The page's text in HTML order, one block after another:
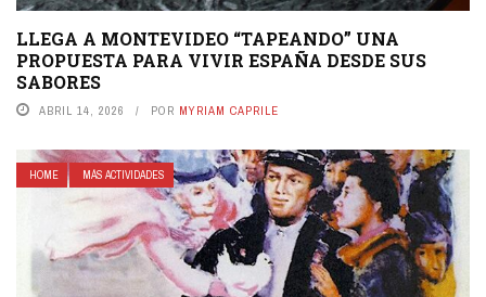
LLEGA A MONTEVIDEO “TAPEANDO” UNA
PROPUESTA PARA VIVIR ESPAÑA DESDE SUS
SABORES
ABRIL 14, 2026 POR MYRIAM CAPRILE
HOME MÁS ACTIVIDADES